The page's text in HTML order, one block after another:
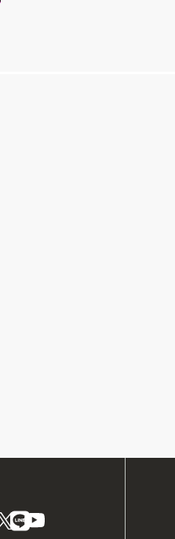
instagram
X LINE